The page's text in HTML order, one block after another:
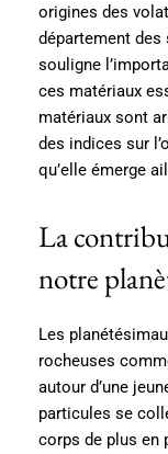
origines des
département des
souligne
ces matériaux
matériaux sont
des indices sur
qu’elle émerge
La
notre
Les
rocheuses
autour d’une
particules se
corps de plus en